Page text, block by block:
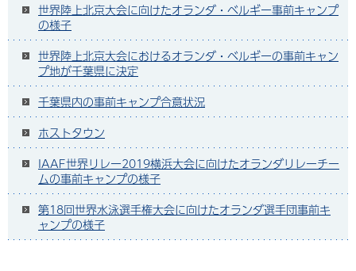
世界陸上北京大会に向けたオランダ・ベルギー事前キャンプ
の様子
世界陸上北京大会におけるオランダ・ベルギーの事前キャン
プ地が千葉県に決定
千葉県内の事前キャンプ合意状況
ホストタウン
IAAF世界リレー2019横浜大会に向けたオランダリレーチー
ムの事前キャンプの様子
第18回世界水泳選手権大会に向けたオランダ選手団事前キ
ャンプの様子